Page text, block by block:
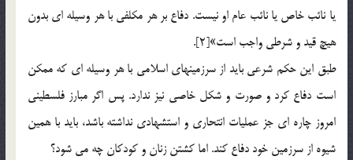
يا نائب خاص يا نائب عام او نيست. دفاع بر هر مكلفي با هر وسيله اي بدون
هيچ قيد و شرطي واجب است»[2].
طبق اين حكم شرعي بايد از سرزمينهاي اسلامي با هر وسيله اي كه ممكن
است دفاع كرد و صورت و شكل خاصي نيز ندارد. پس اگر مبارز فلسطيني
امروز چاره اي جز عمليات انتحاري و استشهادي نداشته باشد، بايد با همين
شيوه از سرزمين خود دفاع كند. اما كشتن زنان و كودكان چه مي شود؟